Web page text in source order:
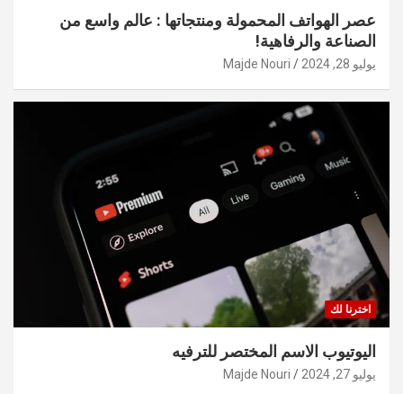
عصر الهواتف المحمولة ومنتجاتها : عالم واسع من
الصناعة والرفاهية!
يوليو 28, 2024 Majde Nouri
اخترنا لك
اليوتيوب الاسم المختصر للترفيه
يوليو 27, 2024 Majde Nouri